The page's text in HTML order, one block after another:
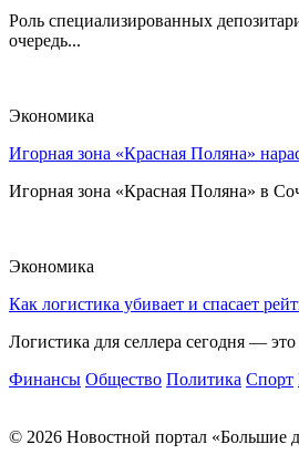
Роль специализированных
очередь...
Экономика
Игорная зона «Красная Поляна»
Игорная зона «Красная Поляна» в
Экономика
Как логистика убивает и спасает
Логистика для селлера сегодня —
Финансы Общество Политика Спорт
© 2026 Новостной портал «Большие